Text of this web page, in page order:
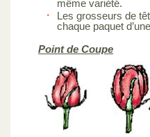
même variété.
Les grosseurs de
chaque paquet
Point de Coupe